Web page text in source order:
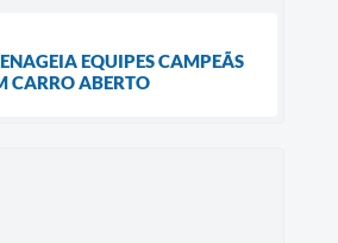
EQUIPES CAMPEÃS
CARRO ABERTO